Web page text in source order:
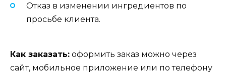
Отказ в изменении ингредиентов по
просьбе клиента.
Как заказать: оформить заказ можно через
сайт, мобильное приложение или по телефону